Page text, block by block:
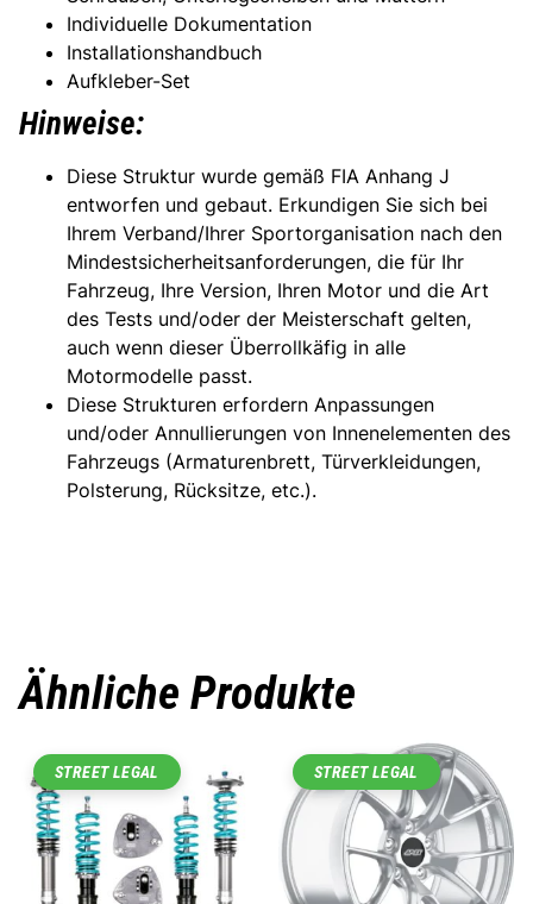
Individuelle Dokumentation
Installationshandbuch
Aufkleber-Set
Hinweise:
Diese Struktur wurde gemäß FIA Anhang J
entworfen und gebaut. Erkundigen Sie sich bei
Ihrem Verband/Ihrer Sportorganisation nach den
Mindestsicherheitsanforderungen, die für Ihr
Fahrzeug, Ihre Version, Ihren Motor und die Art
des Tests und/oder der Meisterschaft gelten,
auch wenn dieser Überrollkäfig in alle
Motormodelle passt.
Diese Strukturen erfordern Anpassungen
und/oder Annullierungen von Innenelementen des
Fahrzeugs (Armaturenbrett, Türverkleidungen,
Polsterung, Rücksitze, etc.).
Ähnliche Produkte
STREET LEGAL STREET LEGAL